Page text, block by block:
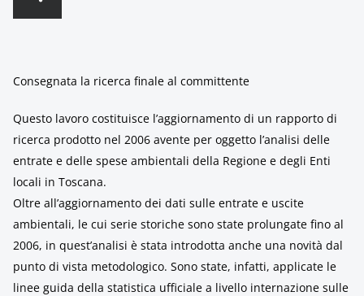
Consegnata la ricerca finale al committente
Questo lavoro costituisce l’aggiornamento di un rapporto di
ricerca prodotto nel 2006 avente per oggetto l’analisi delle
entrate e delle spese ambientali della Regione e degli Enti
locali in Toscana.
Oltre all’aggiornamento dei dati sulle entrate e uscite
ambientali, le cui serie storiche sono state prolungate fino al
2006, in quest’analisi è stata introdotta anche una novità dal
punto di vista metodologico. Sono state, infatti, applicate le
linee guida della statistica ufficiale a livello internazione sulle